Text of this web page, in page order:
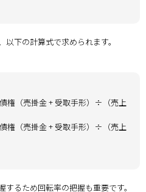
下の計算式で求められます。
権（売掛金 + 受取手形）÷（売上
権（売掛金 + 受取手形）÷（売上
るため回転率の把握も重要です。